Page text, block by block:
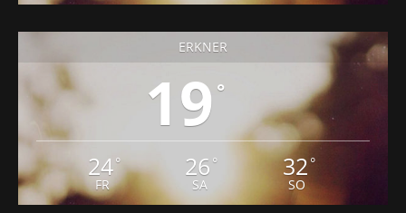
ERKNER
19 °
24°
FR
26 °
SA
32 °
SO